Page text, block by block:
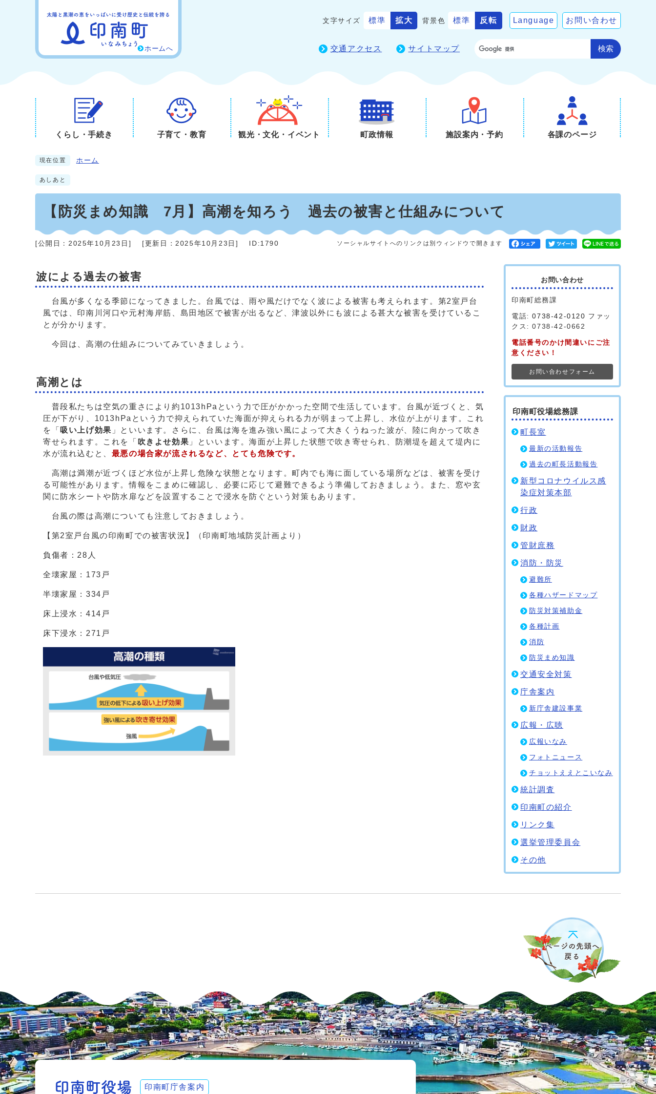
ホームへ
文字サイズ 標準 拡大 背景色 標準 反転 Language お問い合わせ
交通アクセス サイトマップ 検索
くらし・手続き 子育て・教育 観光・文化・イベント 町政情報 施設案内・予約 各課のページ
現在位置 ホーム
あしあと
【防災まめ知識 7月】高潮を知ろう 過去の被害と仕組みについて
[公開日： 2025年10月23日 ] [更新日：2025年10月23日 ] ID:1790 ソーシャルサイトへのリンクは別ウィンドウで開きます
波による過去の被害
台風が多くなる季節になってきました。台風では、雨や風だけでなく波による被害も考えられます。第2室戸台
風では、印南川河口や元村海岸筋、島田地区で被害が出るなど、津波以外にも波による甚大な被害を受けているこ
とが分かります。
今回は、高潮の仕組みについてみていきましょう。
高潮とは
普段私たちは空気の重さにより約1013hPaという力で圧がかかった空間で生活しています。台風が近づくと、気
圧が下がり、1013hPaという力で抑えられていた海面が抑えられる力が弱まって上昇し、水位が上がります。これ
を「 吸い上げ効果 」といいます。さらに、台風は海を進み強い風によって大きくうねった波が、陸に向かって吹き
寄せられます。これを「 吹きよせ効果 」といいます。海面が上昇した状態で吹き寄せられ、防潮堤を超えて堤内に
水が流れ込むと、 最悪の場合家が流されるなど、とても危険です。
高潮は満潮が近づくほど水位が上昇し危険な状態となります。町内でも海に面している場所などは、被害を受け
る可能性があります。情報をこまめに確認し、必要に応じて避難できるよう準備しておきましょう。また、窓や玄
関に防水シートや防水扉などを設置することで浸水を防ぐという対策もあります。
台風の際は高潮についても注意しておきましょう。
【第2室戸台風の印南町での被害状況】（印南町地域防災計画より）
負傷者：28人
全壊家屋：173戸
半壊家屋：334戸
床上浸水：414戸
床下浸水：271戸
お問い合わせ
印南町総務課
電話:0738-42-0120 ファッ
クス: 0738-42-0662
電話番号のかけ間違いにご注
意ください！
お問い合わせフォーム
印南町役場総務課
町長室
最新の活動報告
過去の町長活動報告
新型コロナウイルス感
染症対策本部
行政
財政
管財庶務
消防・防災
避難所
各種ハザードマップ
防災対策補助金
各種計画
消防
防災まめ知識
交通安全対策
庁舎案内
新庁舎建設事業
広報・広聴
広報いなみ
フォトニュース
チョットええとこいなみ
統計調査
印南町の紹介
リンク集
選挙管理委員会
その他
印南町庁舎案内